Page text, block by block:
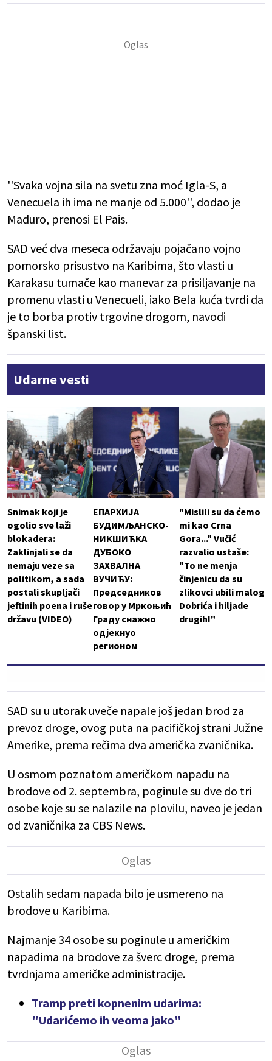
''Svaka vojna sila na svetu zna moć Igla-S, a
Venecuela ih ima ne manje od 5.000'', dodao je
Maduro, prenosi El Pais.
SAD već dva meseca održavaju pojačano vojno
pomorsko prisustvo na Karibima, što vlasti u
Karakasu tumače kao manevar za prisiljavanje na
promenu vlasti u Venecueli, iako Bela kuća tvrdi da
je to borba protiv trgovine drogom, navodi
španski list.
Udarne vesti
Snimak koji je
ogolio sve laži
blokadera:
Zaklinjali se da
nemaju veze sa
politikom, a sada
postali skupljači
jeftinih poena i ruše
državu (VIDEO)
ЕПАРХИЈА
БУДИМЉАНСКО-
НИКШИЋКА
ДУБОКО
ЗАХВАЛНА
ВУЧИЋУ:
Председников
говор у Мркоњић
Граду снажно
одјекнуо
регионом
"Mislili su da ćemo
mi kao Crna
Gora..." Vučić
razvalio ustaše:
"To ne menja
činjenicu da su
zlikovci ubili malog
Dobrića i hiljade
drugih!"
SAD su u utorak uveče napale još jedan brod za
prevoz droge, ovog puta na pacifičkoj strani Južne
Amerike, prema rečima dva američka zvaničnika.
U osmom poznatom američkom napadu na
brodove od 2. septembra, poginule su dve do tri
osobe koje su se nalazile na plovilu, naveo je jedan
od zvaničnika za CBS News.
Ostalih sedam napada bilo je usmereno na
brodove u Karibima.
Najmanje 34 osobe su poginule u američkim
napadima na brodove za šverc droge, prema
tvrdnjama američke administracije.
Tramp preti kopnenim udarima:
"Udarićemo ih veoma jako"